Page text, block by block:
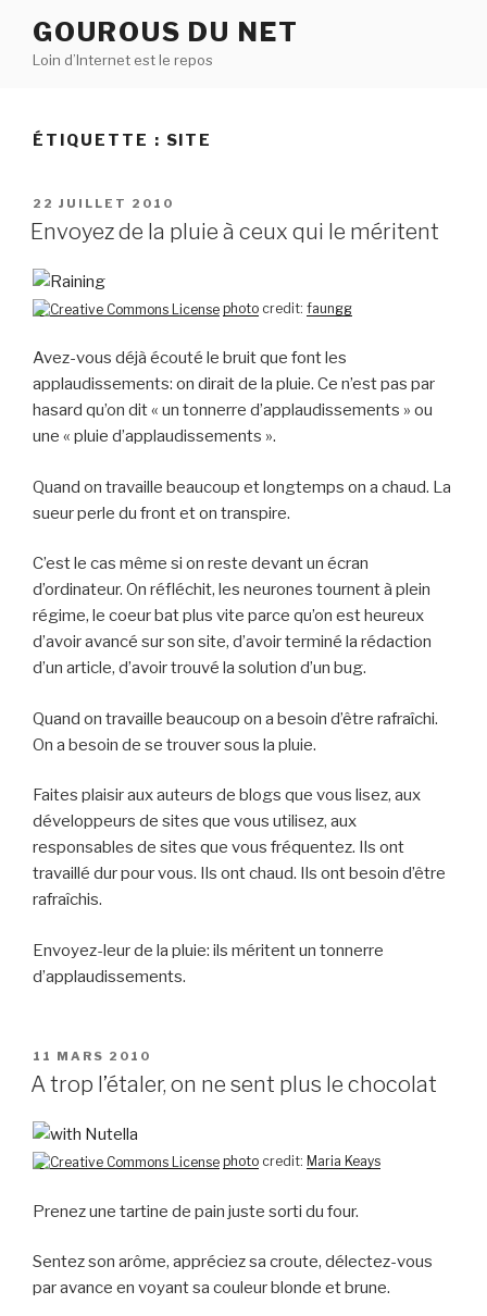
contenu
GOUROUS DU NET
Loin d’Internet est le repos
ÉTIQUETTE : SITE
PUBLIÉ
LE
22 JUILLET 2010
Envoyez de la pluie à ceux qui le méritent
photo credit: faungg
Avez-vous déjà écouté le bruit que font les
applaudissements: on dirait de la pluie. Ce n’est pas par
hasard qu’on dit « un tonnerre d’applaudissements » ou
une « pluie d’applaudissements ».
Quand on travaille beaucoup et longtemps on a chaud. La
sueur perle du front et on transpire.
C’est le cas même si on reste devant un écran
d’ordinateur. On réfléchit, les neurones tournent à plein
régime, le coeur bat plus vite parce qu’on est heureux
d’avoir avancé sur son site, d’avoir terminé la rédaction
d’un article, d’avoir trouvé la solution d’un bug.
Quand on travaille beaucoup on a besoin d’être rafraîchi.
On a besoin de se trouver sous la pluie.
Faites plaisir aux auteurs de blogs que vous lisez, aux
développeurs de sites que vous utilisez, aux
responsables de sites que vous fréquentez. Ils ont
travaillé dur pour vous. Ils ont chaud. Ils ont besoin d’être
rafraîchis.
Envoyez-leur de la pluie: ils méritent un tonnerre
d’applaudissements.
PUBLIÉ
LE
11 MARS 2010
A trop l’étaler, on ne sent plus le chocolat
photo credit: Maria Keays
Prenez une tartine de pain juste sorti du four.
Sentez son arôme, appréciez sa croute, délectez-vous
par avance en voyant sa couleur blonde et brune.